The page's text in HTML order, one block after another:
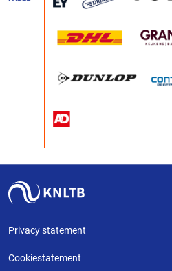
Privacy statement
Cookiestatement